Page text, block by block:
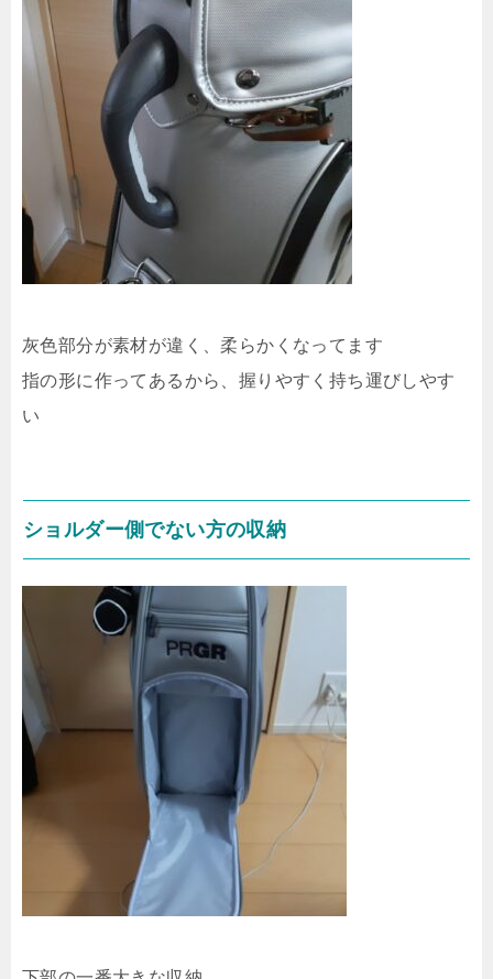
灰色部分が素材が違く、柔らかくなってます
指の形に作ってあるから、握りやすく持ち運びしやす
い
ショルダー側でない方の収納